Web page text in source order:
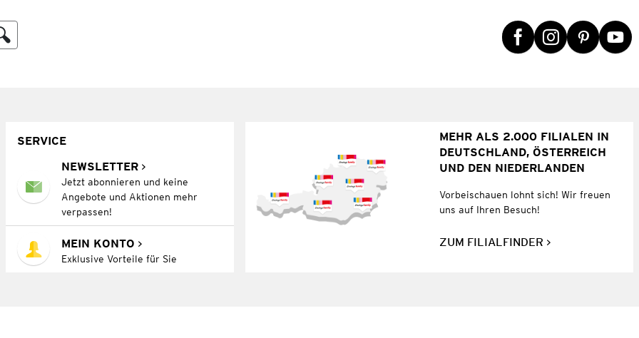
SERVICE
NEWSLETTER
Jetzt abonnieren und keine
Angebote und Aktionen mehr
verpassen!
MEIN KONTO
Exklusive Vorteile für Sie
MEHR ALS 2.000 FILIALEN IN
DEUTSCHLAND, ÖSTERREICH
UND DEN NIEDERLANDEN
Vorbeischauen lohnt sich! Wir freuen
uns auf Ihren Besuch!
ZUM FILIALFINDER